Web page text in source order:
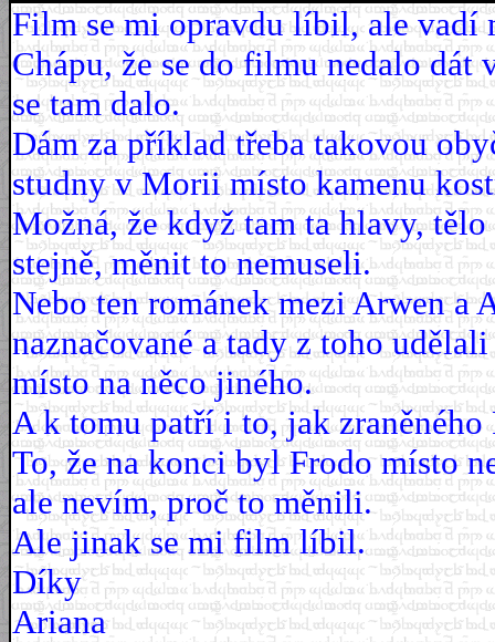
Film se mi opravdu líbil, ale vadí
Chápu, že se do filmu nedalo dát
se tam dalo.
Dám za příklad třeba takovou
studny v Morii místo kamenu
Možná, že když tam ta hlavy,
stejně, měnit to nemuseli.
Nebo ten románek mezi Arwen
naznačované a tady z toho
místo na něco jiného.
A k tomu patří i to, jak
To, že na konci byl Frodo místo
ale nevím, proč to měnili.
Ale jinak se mi film líbil.
Díky
Ariana